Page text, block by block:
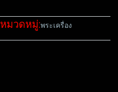
หมวดหมู่:พระเครื่อง